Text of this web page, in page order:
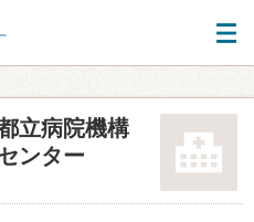
立病院機構
ンター